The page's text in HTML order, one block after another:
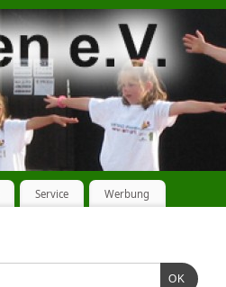
Service Werbung
OK